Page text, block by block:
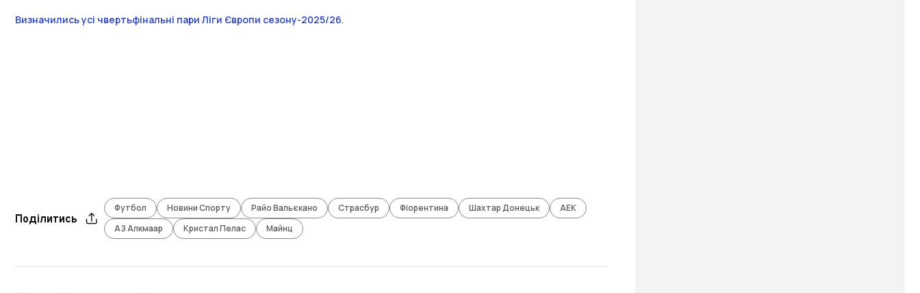
Визначились усі чвертьфінальні пари Ліги Європи сезону-2025/26.
Поділитись
Футбол Новини Спорту Райо Вальєкано Страсбур Фіорентина Шахтар Донецьк
АЕК
АЗ Алкмаар
Кристал Пелас Майнц